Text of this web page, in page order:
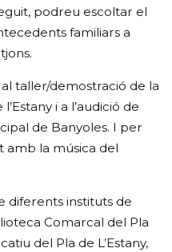
podreu escoltar el
familiars a
taller/demostració de la
i a l’audició de
de Banyoles. I per
amb la música del
diferents instituts de
Comarcal del Pla
del Pla de L’Estany,